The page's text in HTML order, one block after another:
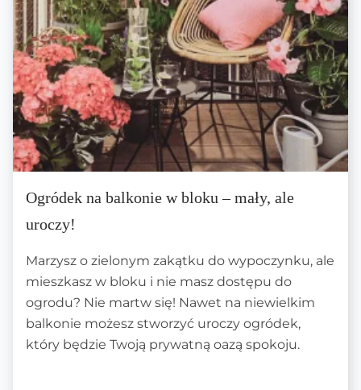
Ogródek na balkonie w bloku – mały, ale
uroczy!
Marzysz o zielonym zakątku do wypoczynku, ale
mieszkasz w bloku i nie masz dostępu do
ogrodu? Nie martw się! Nawet na niewielkim
balkonie możesz stworzyć uroczy ogródek,
który będzie Twoją prywatną oazą spokoju.